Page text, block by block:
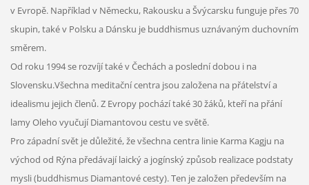
v Evropě. Například v Německu, Rakousku a Švýcarsku funguje přes 70
skupin, také v Polsku a Dánsku je buddhismus uznávaným duchovním
směrem.
Od roku 1994 se rozvíjí také v Čechách a poslední dobou i na
Slovensku.Všechna meditační centra jsou založena na přátelství a
idealismu jejich členů. Z Evropy pochází také 30 žáků, kteří na přání
lamy Oleho vyučují Diamantovou cestu ve světě.
Pro západní svět je důležité, že všechna centra linie Karma Kagju na
východ od Rýna předávají laický a jogínský způsob realizace podstaty
mysli (buddhismus Diamantové cesty). Ten je založen především na